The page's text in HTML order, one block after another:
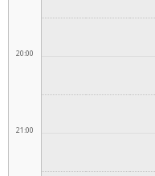
20:00
21:00